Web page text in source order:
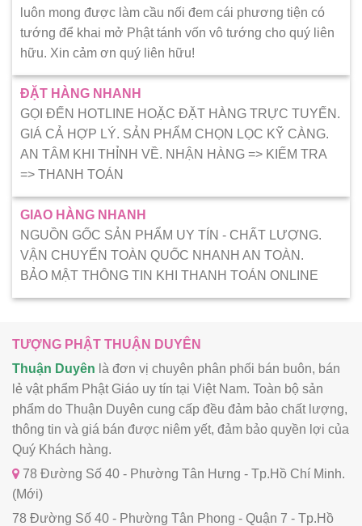
luôn mong được làm cầu nối đem cái phương tiện có
tướng để khai mở Phật tánh vốn vô tướng cho quý liên
hữu. Xin cảm ơn quý liên hữu!
ĐẶT HÀNG NHANH
GỌI ĐẾN HOTLINE HOẶC ĐẶT HÀNG TRỰC TUYẾN.
GIÁ CẢ HỢP LÝ. SẢN PHẨM CHỌN LỌC KỸ CÀNG.
AN TÂM KHI THỈNH VỀ. NHẬN HÀNG => KIẾM TRA
=> THANH TOÁN
GIAO HÀNG NHANH
NGUỒN GỐC SẢN PHẨM UY TÍN - CHẤT LƯỢNG.
VẬN CHUYỂN TOÀN QUỐC NHANH AN TOÀN.
BẢO MẬT THÔNG TIN KHI THANH TOÁN ONLINE
TƯỢNG PHẬT THUẬN DUYÊN
Thuận Duyên là đơn vị chuyên phân phối bán buôn, bán
lẻ vật phẩm Phật Giáo uy tín tại Việt Nam. Toàn bộ sản
phẩm do Thuận Duyên cung cấp đều đảm bảo chất lượng,
thông tin và giá bán được niêm yết, đảm bảo quyền lợi của
Quý Khách hàng.
78 Đường Số 40 - Phường Tân Hưng - Tp.Hồ Chí Minh.
(Mới)
78 Đường Số 40 - Phường Tân Phong - Quận 7 - Tp.Hồ